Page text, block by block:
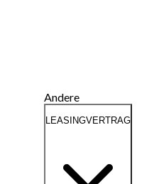
Andere
LEASINGVERTRAG